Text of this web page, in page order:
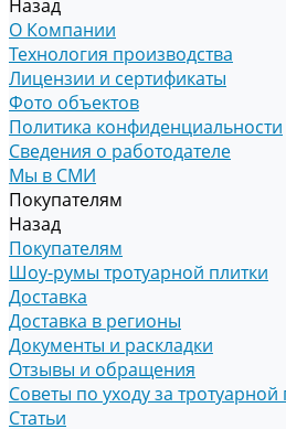
Назад
О Компании
Технология производства
Лицензии и сертификаты
Фото объектов
Политика конфиденциальности
Сведения о работодателе
Мы в СМИ
Покупателям
Назад
Покупателям
Шоу-румы тротуарной плитки
Доставка
Доставка в регионы
Документы и раскладки
Отзывы и обращения
Советы по уходу за тротуарной
Статьи